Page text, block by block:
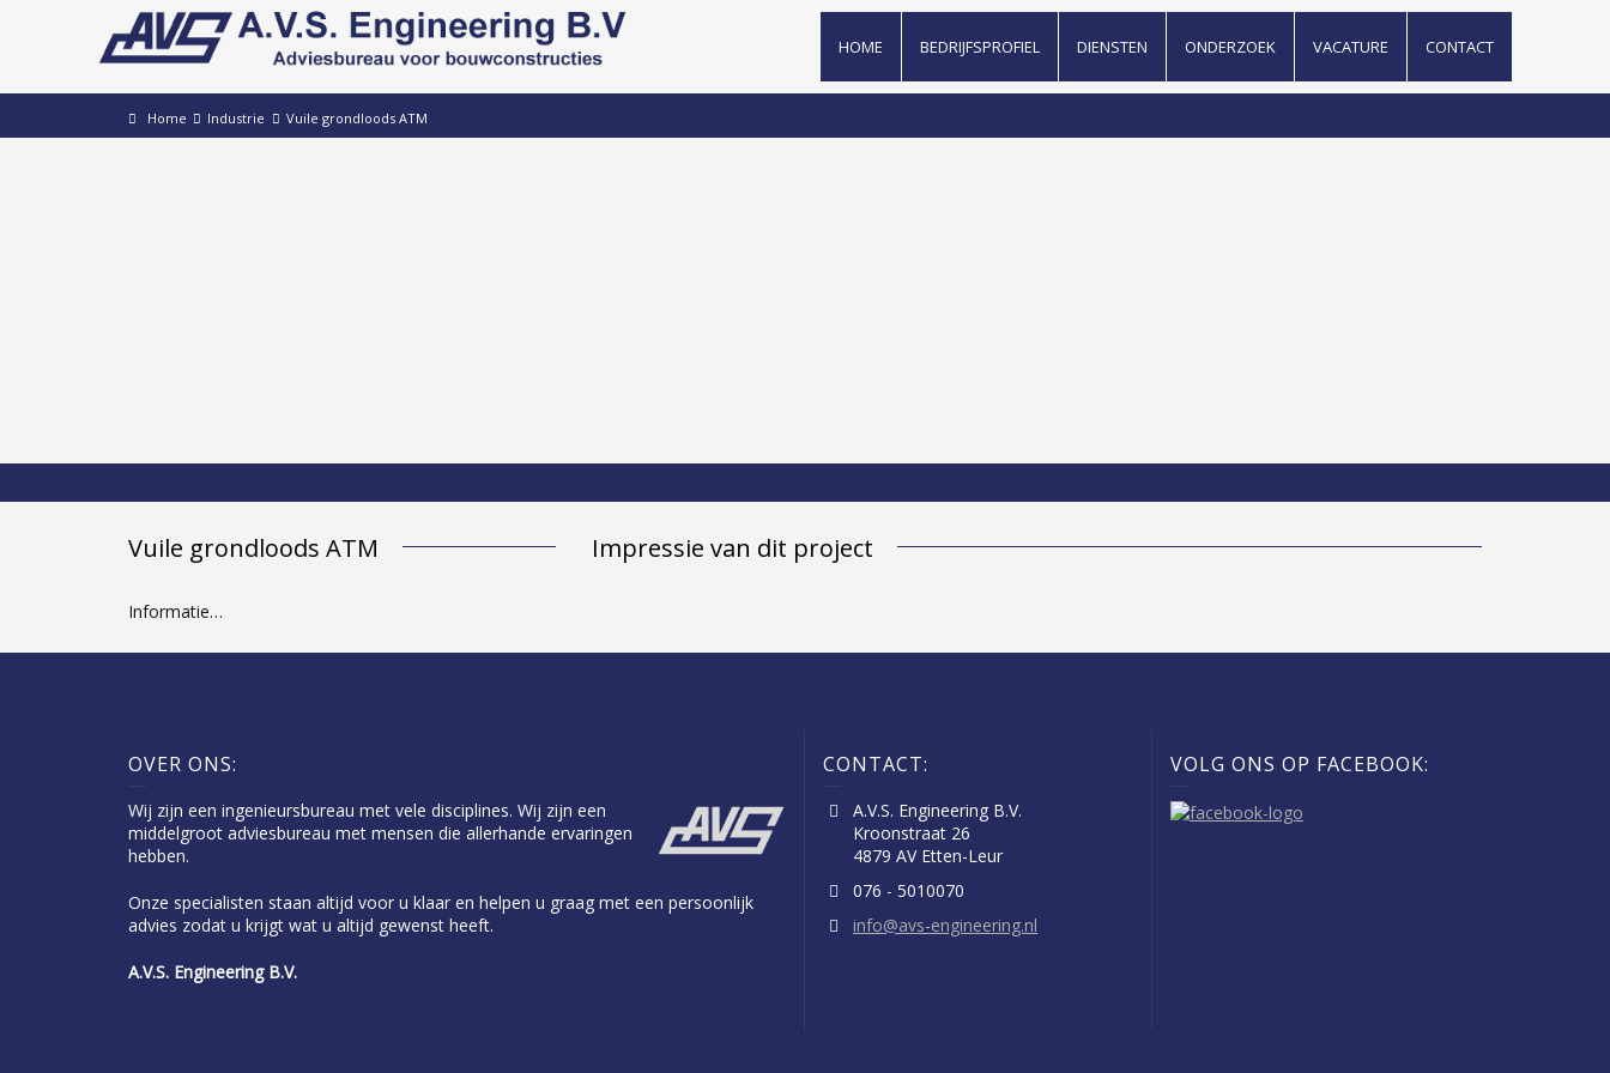
HOME BEDRIJFSPROFIEL DIENSTEN ONDERZOEK VACATURE CONTACT
Home Industrie Vuile grondloods ATM
Vuile grondloods ATM
Informatie…
Impressie van dit project
OVER ONS:
Wij zijn een ingenieursbureau met vele disciplines. Wij zijn een
middelgroot adviesbureau met mensen die allerhande ervaringen
hebben.
Onze specialisten staan altijd voor u klaar en helpen u graag met een persoonlijk
advies zodat u krijgt wat u altijd gewenst heeft.
A.V.S. Engineering B.V.
CONTACT:
A.V.S. Engineering B.V.
Kroonstraat 26
4879 AV Etten-Leur
076 - 5010070
info@avs-engineering.nl
VOLG ONS OP FACEBOOK: